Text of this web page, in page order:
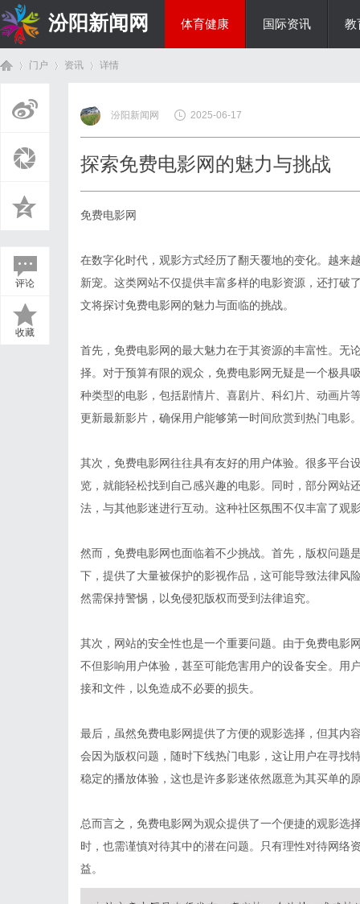
汾阳新闻网 体育健康 国际资讯 教
门户 资讯
›
详情
评论
收藏
汾阳新闻网 2025-06-17
探索免费电影网的魅力与挑战
免费电影网
在数字化时代，观影方式经历了翻天覆地的变化。越来
新宠。这类网站不仅提供丰富多样的电影资源，还打破
文将探讨免费电影网的魅力与面临的挑战。
首先，免费电影网的最大魅力在于其资源的丰富性。无
择。对于预算有限的观众，免费电影网无疑是一个极具
种类型的电影，包括剧情片、喜剧片、科幻片、动画片
更新最新影片，确保用户能够第一时间欣赏到热门电影
其次，免费电影网往往具有友好的用户体验。很多平台
览，就能轻松找到自己感兴趣的电影。同时，部分网站
法，与其他影迷进行互动。这种社区氛围不仅丰富了观
然而，免费电影网也面临着不少挑战。首先，版权问题
下，提供了大量被保护的影视作品，这可能导致法律风
然需保持警惕，以免侵犯版权而受到法律追究。
其次，网站的安全性也是一个重要问题。由于免费电影
不但影响用户体验，甚至可能危害用户的设备安全。用
接和文件，以免造成不必要的损失。
最后，虽然免费电影网提供了方便的观影选择，但其内
会因为版权问题，随时下线热门电影，这让用户在寻找
稳定的播放体验，这也是许多影迷依然愿意为其买单的
总而言之，免费电影网为观众提供了一个便捷的观影选
时，也需谨慎对待其中的潜在问题。只有理性对待网络
益。